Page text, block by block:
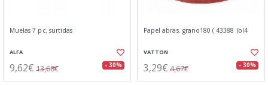
Muelas 7 pc. surtidas
ALFA
9,62€ 13,68€ - 30%
Papel abras. grano180 ( 43388 )bl4
VATTON
3,29€ 4,67€ - 30%